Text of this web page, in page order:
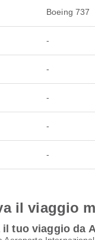
Boeing 737
-
-
-
-
-
il viaggio
il tuo viaggio da